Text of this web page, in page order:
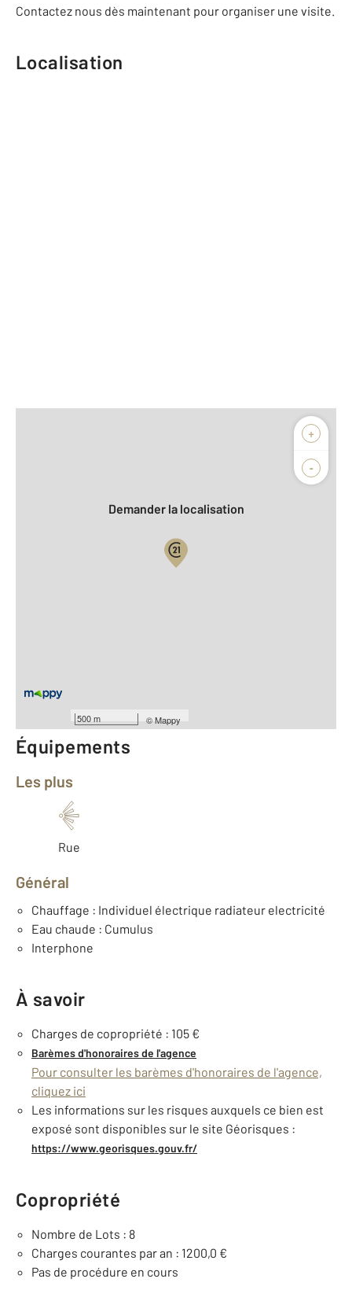
Contactez nous dès maintenant pour organiser une visite.
Localisation
+
-
500 m ©Mappy
Biens vendus
Demander la localisation
Année construction : 1890
Équipements
Les plus
Rue
Général
Chauffage : Individuel électrique radiateur electricité
Eau chaude : Cumulus
Interphone
À savoir
Charges de copropriété : 105 €
Barèmes d'honoraires de l'agence
Pour consulter les barèmes d'honoraires de l'agence,
cliquez ici
Les informations sur les risques auxquels ce bien est
exposé sont disponibles sur le site Géorisques :
https://www.georisques.gouv.fr/
Copropriété
Nombre de Lots : 8
Charges courantes par an : 1200,0 €
Pas de procédure en cours